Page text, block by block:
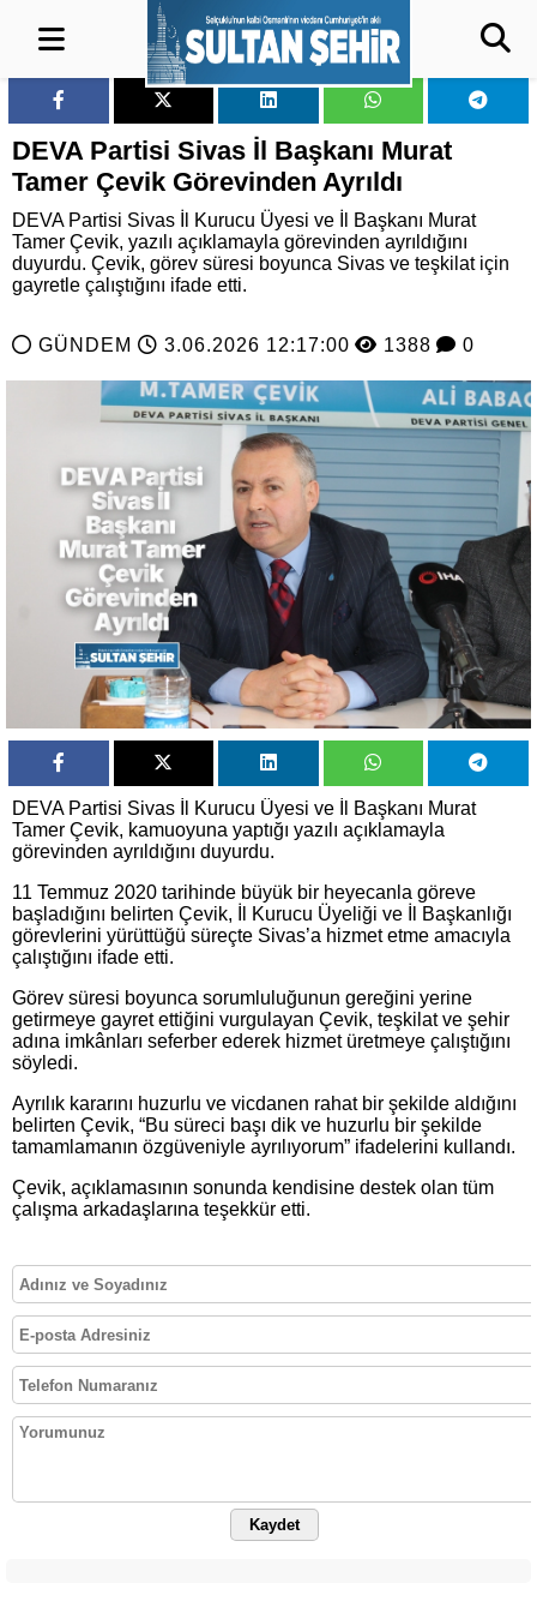
DEVA Partisi Sivas İl Başkanı Murat
Tamer Çevik Görevinden Ayrıldı
DEVA Partisi Sivas İl Kurucu Üyesi ve İl Başkanı Murat
Tamer Çevik, yazılı açıklamayla görevinden ayrıldığını
duyurdu. Çevik, görev süresi boyunca Sivas ve teşkilat için
gayretle çalıştığını ifade etti.
GÜNDEM 3.06.2026 12:17:00 1388 0
DEVA Partisi Sivas İl Kurucu Üyesi ve İl Başkanı Murat
Tamer Çevik, kamuoyuna yaptığı yazılı açıklamayla
görevinden ayrıldığını duyurdu.
11 Temmuz 2020 tarihinde büyük bir heyecanla göreve
başladığını belirten Çevik, İl Kurucu Üyeliği ve İl Başkanlığı
görevlerini yürüttüğü süreçte Sivas’a hizmet etme amacıyla
çalıştığını ifade etti.
Görev süresi boyunca sorumluluğunun gereğini yerine
getirmeye gayret ettiğini vurgulayan Çevik, teşkilat ve şehir
adına imkânları seferber ederek hizmet üretmeye çalıştığını
söyledi.
Ayrılık kararını huzurlu ve vicdanen rahat bir şekilde aldığını
belirten Çevik, “Bu süreci başı dik ve huzurlu bir şekilde
tamamlamanın özgüveniyle ayrılıyorum” ifadelerini kullandı.
Çevik, açıklamasının sonunda kendisine destek olan tüm
çalışma arkadaşlarına teşekkür etti.
Kaydet